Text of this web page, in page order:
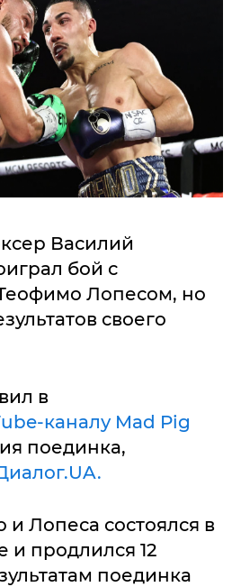
Василий
бой с
Лопесом, но
своего
в
каналу Mad Pig
поединка,
Лопеса состоялся в
продлился 12
поединка